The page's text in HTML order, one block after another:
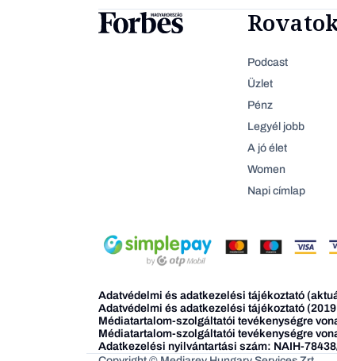
Podcast
Üzlet
Pénz
Legyél jobb
A jó élet
Women
Napi címlap
Adatvédelmi és adatkezelési tájékoztató
Adatvédelmi és adatkezelési tájékoztató
Médiatartalom-szolgáltatói tevékenységre
Médiatartalom-szolgáltatói tevékenységre
Adatkezelési nyilvántartási szám: NAIH-